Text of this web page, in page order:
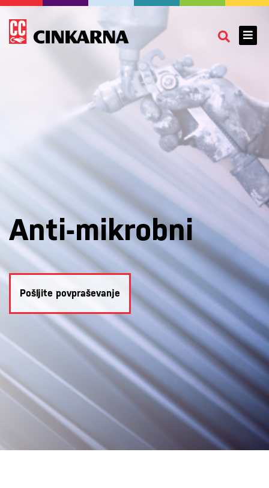
Anti-mikrobni
Pošljite povpraševanje